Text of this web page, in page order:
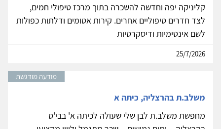
קליניקה יפה וחדשה להשכרה בתוך מרכז טיפולי חמים,
לצד חדרים טיפוליים אחרים. קירות אטומים ודלתות כפולות
לשם אינטימיות ודיסקרטיות
25/7/2026
מודעה מודגשת
משלב.ת בהרצליה, כיתה א
מחפשת משלב.ת לבן שלי שעולה לכיתה א' בבי'ס